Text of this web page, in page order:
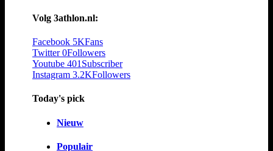
Volg 3athlon.nl:
Facebook 5KFans
Twitter 0Followers
Youtube 401 Subscriber
Instagram 3.2KFollowers
Today's pick
Nieuw
Populair